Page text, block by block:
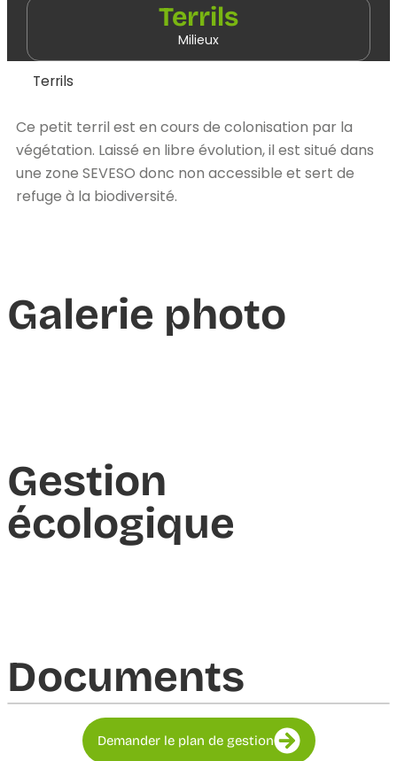
Terrils
Milieux
Terrils
Ce petit terril est en cours de colonisation par la
végétation. Laissé en libre évolution, il est situé dans
une zone SEVESO donc non accessible et sert de
refuge à la biodiversité.
Galerie photo
Gestion
écologique
Documents​
Demander le plan de gestion